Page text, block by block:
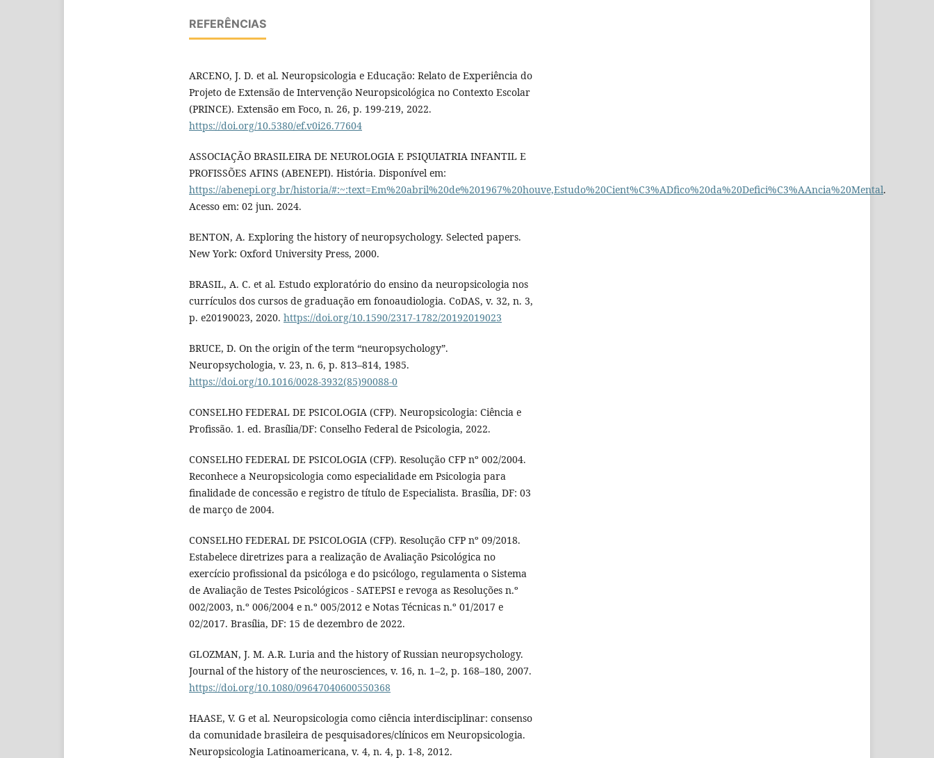
REFERÊNCIAS
ARCENO, J. D. et al. Neuropsicologia e Educação: Relato de Experiência do
Projeto de Extensão de Intervenção Neuropsicológica no Contexto Escolar
(PRINCE). Extensão em Foco, n. 26, p. 199-219, 2022.
https://doi.org/10.5380/ef.v0i26.77604
ASSOCIAÇÃO BRASILEIRA DE NEUROLOGIA E PSIQUIATRIA INFANTIL E
PROFISSÕES AFINS (ABENEPI). História. Disponível em:
https://abenepi.org.br/historia/#:~:text=Em%20abril%20de%201967%20houve,Estudo%20Cient%C3%ADfico%20da%20Defici%C3%AAncia%20Mental.
Acesso em: 02 jun. 2024.
BENTON, A. Exploring the history of neuropsychology. Selected papers.
New York: Oxford University Press, 2000.
BRASIL, A. C. et al. Estudo exploratório do ensino da neuropsicologia nos
currículos dos cursos de graduação em fonoaudiologia. CoDAS, v. 32, n. 3,
p. e20190023, 2020. https://doi.org/10.1590/2317-1782/20192019023
BRUCE, D. On the origin of the term “neuropsychology”.
Neuropsychologia, v. 23, n. 6, p. 813–814, 1985.
https://doi.org/10.1016/0028-3932(85)90088-0
CONSELHO FEDERAL DE PSICOLOGIA (CFP). Neuropsicologia: Ciência e
Profissão. 1. ed. Brasília/DF: Conselho Federal de Psicologia, 2022.
CONSELHO FEDERAL DE PSICOLOGIA (CFP). Resolução CFP nº 002/2004.
Reconhece a Neuropsicologia como especialidade em Psicologia para
finalidade de concessão e registro de título de Especialista. Brasília, DF: 03
de março de 2004.
CONSELHO FEDERAL DE PSICOLOGIA (CFP). Resolução CFP nº 09/2018.
Estabelece diretrizes para a realização de Avaliação Psicológica no
exercício profissional da psicóloga e do psicólogo, regulamenta o Sistema
de Avaliação de Testes Psicológicos - SATEPSI e revoga as Resoluções n.º
002/2003, n.º 006/2004 e n.º 005/2012 e Notas Técnicas n.º 01/2017 e
02/2017. Brasília, DF: 15 de dezembro de 2022.
GLOZMAN, J. M. A.R. Luria and the history of Russian neuropsychology.
Journal of the history of the neurosciences, v. 16, n. 1–2, p. 168–180, 2007.
https://doi.org/10.1080/09647040600550368
HAASE, V. G et al. Neuropsicologia como ciência interdisciplinar: consenso
da comunidade brasileira de pesquisadores/clínicos em Neuropsicologia.
Neuropsicologia Latinoamericana, v. 4, n. 4, p. 1-8, 2012.